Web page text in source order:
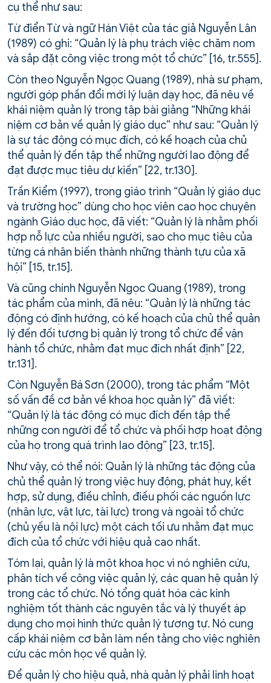
cụ thể như sau:
Từ điển Từ và ngữ Hán Việt của tác giả Nguyễn Lân
(1989) có ghi: “Quản lý là phụ trách việc chăm nom
và sắp đặt công việc trong một tổ chức” [16, tr.555].
Còn theo Nguyễn Ngọc Quang (1989), nhà sư phạm,
người góp phần đổi mới lý luận dạy học, đã nêu về
khái niệm quản lý trong tập bài giảng “Những khái
niệm cơ bản về quản lý giáo dục” như sau: “Quản lý
là sự tác động có mục đích, có kế hoạch của chủ
thể quản lý đến tập thể những người lao động để
đạt được mục tiêu dự kiến” [22, tr.130].
Trần Kiểm (1997), trong giáo trình “Quản lý giáo dục
và trường học” dùng cho học viên cao học chuyên
ngành Giáo dục học, đã viết: “Quản lý là nhằm phối
hợp nỗ lực của nhiều người, sao cho mục tiêu của
từng cá nhân biến thành những thành tựu của xã
hội” [15, tr.15].
Và cũng chính Nguyễn Ngọc Quang (1989), trong
tác phẩm của mình, đã nêu: “Quản lý là những tác
động có định hướng, có kế hoạch của chủ thể quản
lý đến đối tượng bị quản lý trong tổ chức để vận
hành tổ chức, nhằm đạt mục đích nhất định” [22,
tr.131].
Còn Nguyễn Bá Sơn (2000), trong tác phẩm “Một
số vấn đề cơ bản về khoa học quản lý” đã viết:
“Quản lý là tác động có mục đích đến tập thể
những con người để tổ chức và phối hợp hoạt động
của họ trong quá trình lao động” [23, tr.15].
Như vậy, có thể nói: Quản lý là những tác động của
chủ thể quản lý trong việc huy động, phát huy, kết
hợp, sử dụng, điều chỉnh, điều phối các nguồn lực
(nhân lực, vật lực, tài lực) trong và ngoài tổ chức
(chủ yếu là nội lực) một cách tối ưu nhằm đạt mục
đích của tổ chức với hiệu quả cao nhất.
Tóm lại, quản lý là một khoa học vì nó nghiên cứu,
phân tích về công việc quản lý, các quan hệ quản lý
trong các tổ chức. Nó tổng quát hóa các kinh
nghiệm tốt thành các nguyên tắc và lý thuyết áp
dụng cho mọi hình thức quản lý tương tự. Nó cung
cấp khái niệm cơ bản làm nền tảng cho việc nghiên
cứu các môn học về quản lý.
Để quản lý cho hiệu quả, nhà quản lý phải linh hoạt